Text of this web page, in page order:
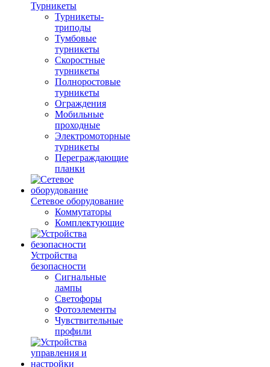
Турникеты
Турникеты-
триподы
Тумбовые
турникеты
Скоростные
турникеты
Полноростовые
турникеты
Ограждения
Мобильные
проходные
Электромоторные
турникеты
Переграждающие
планки
Сетевое оборудование
Коммутаторы
Комплектующие
Устройства
безопасности
Сигнальные
лампы
Светофоры
Фотоэлементы
Чувствительные
профили